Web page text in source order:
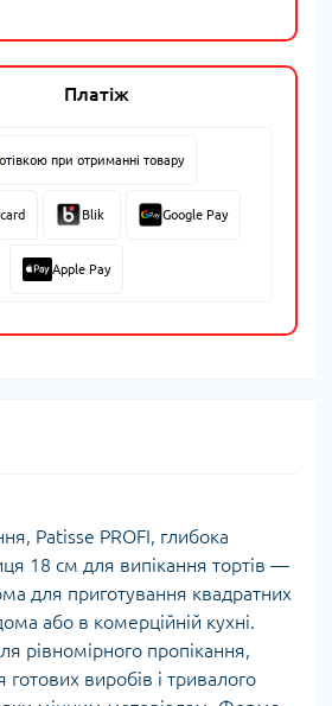
Платіж
при отриманні товару
Blik Google Pay
Apple Pay
Patisse PROFI, глибока
18 см для випікання тортів —
для приготування квадратних
або в комерційній кухні.
рівномірного пропікання,
готових виробів і тривалого